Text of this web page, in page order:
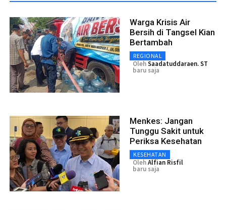
Warga Krisis Air
Bersih di Tangsel Kian
Bertambah
REGIONAL
OlehSaadatuddaraen. ST
baru saja
Menkes: Jangan
Tunggu Sakit untuk
Periksa Kesehatan
KESEHATAN
OlehAlfian Risfil
baru saja